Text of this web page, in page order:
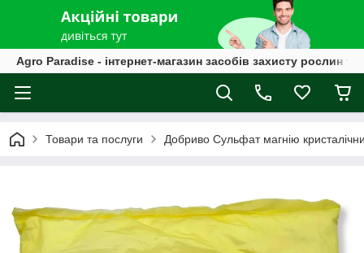
Agro Paradise - інтернет-магазин засобів захисту рослин
Товари та послуги Добриво Сульфат магнію